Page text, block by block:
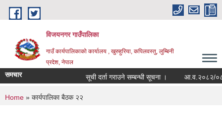
Skip to main content
विजयनगर गाउँपालिका
गाउँ कार्यपालिकाको कार्यालय , खुरुहुरिया, कपिलवस्तु, लुम्बिनी
प्रदेश, नेपाल
समचार सूची दर्ता गराउने सम्बन्धी सूचना । आ.व.२०८२/
You are here
Home » कार्यपालिका बैठक २२